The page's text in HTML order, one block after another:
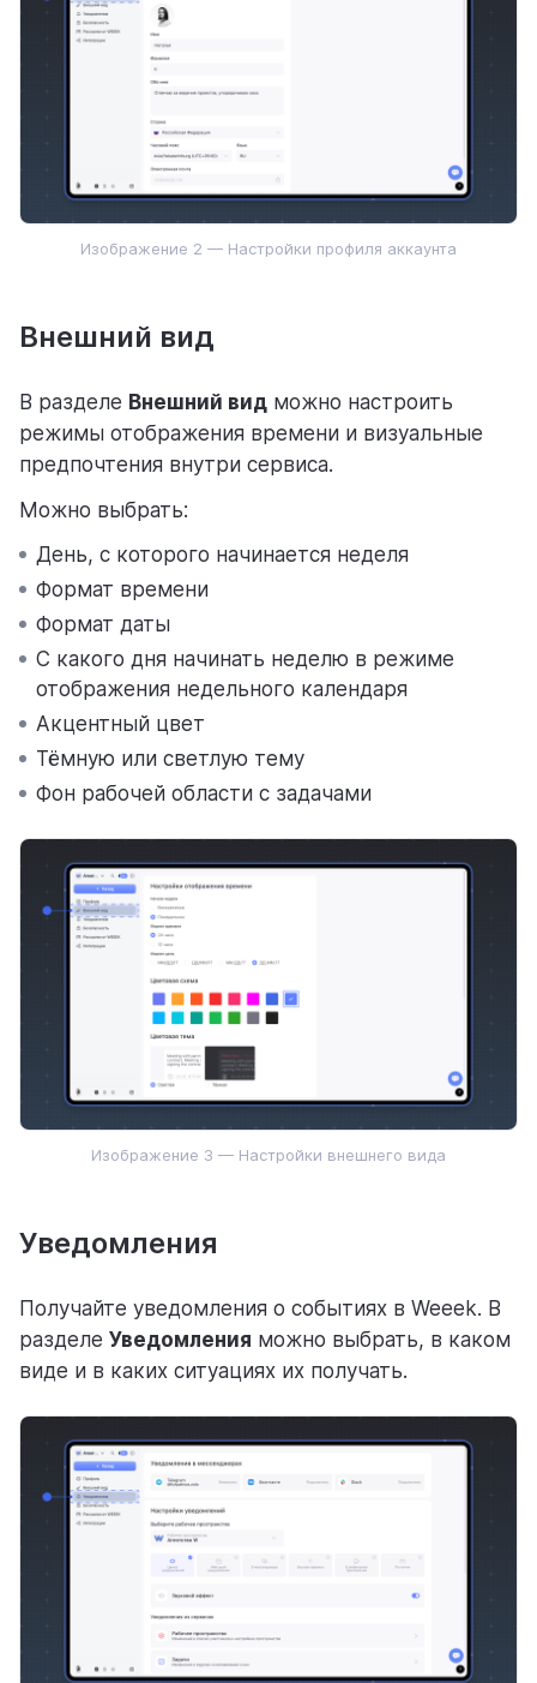
Изображение 2 — Настройки профиля аккаунта
Внешний вид
В разделе Внешний вид можно настроить
режимы отображения времени и визуальные
предпочтения внутри сервиса.
Можно выбрать:
День, с которого начинается неделя
Формат времени
Формат даты
С какого дня начинать неделю в режиме
отображения недельного календаря
Акцентный цвет
Тёмную или светлую тему
Фон рабочей области с задачами
Изображение 3 — Настройки внешнего вида
Уведомления
Получайте уведомления о событиях в Weeek. В
разделе Уведомления можно выбрать, в каком
виде и в каких ситуациях их получать.